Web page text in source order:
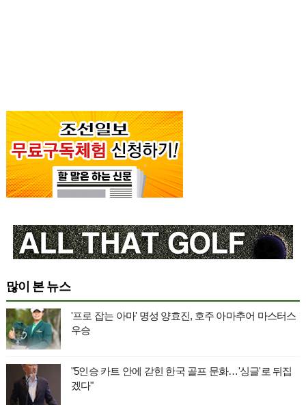
많이 본 뉴스
'프로 잡는 아마' 명성 양효진, 호주 아마추어 마스터스
우승
"5인승 카트 안에 갇힌 한국 골프 문화…'싱글'로 뒤집
겠다"